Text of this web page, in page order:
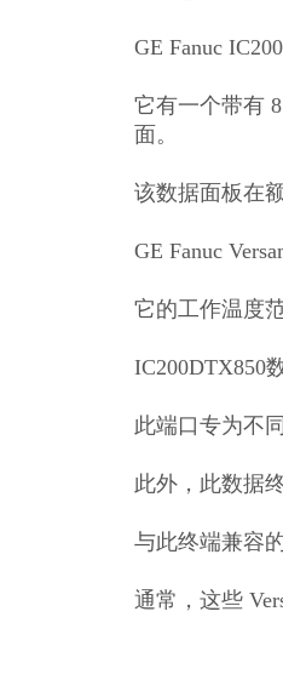
GE Fanuc
它有一个带有
面。
该数据面板在
GE Fanuc
它的工作温度
IC200DTX850
此端口专为不
此外，此数据
与此终端兼容
通常，这些